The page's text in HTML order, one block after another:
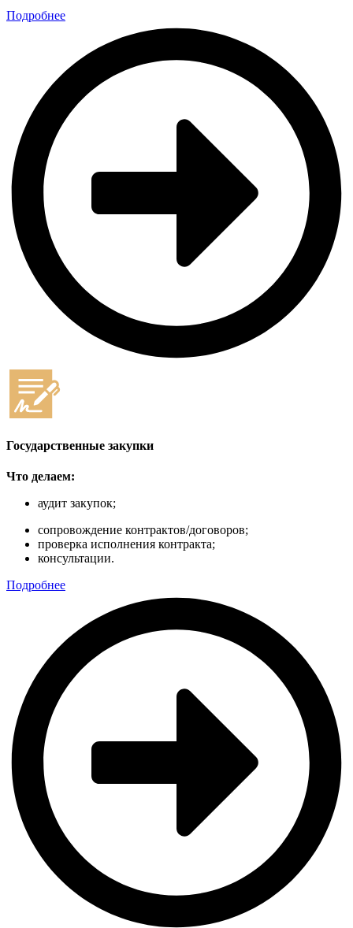
Подробнее
Государственные закупки
Что делаем:
аудит закупок;
сопровождение контрактов/договоров;
проверка исполнения контракта;
консультации.
Подробнее